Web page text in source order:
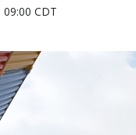
CDT